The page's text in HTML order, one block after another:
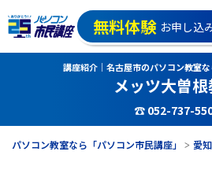
無料体験 お申し込
講座紹介｜名古屋市のパソコン教室
メッツ大曽
☎ 052-737-
パソコン教室なら「パソコン市民講座」 愛